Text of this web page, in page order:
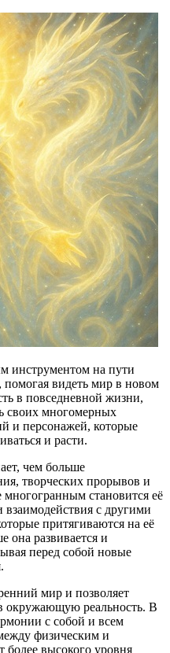
инструментом на пути
помогая видеть мир в новом
в повседневной жизни,
своих многомерных
и персонажей, которые
и расти.
чем больше
творческих прорывов и
становится её
с другими
притягиваются на её
она развивается и
перед собой новые
мир и позволяет
окружающую реальность. В
с собой и всем
физическим и
более высокого уровня